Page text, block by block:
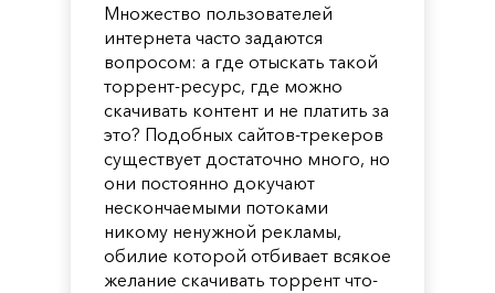
Множество пользователей
интернета часто задаются
вопросом: а где отыскать такой
торрент-ресурс, где можно
скачивать контент и не платить за
это? Подобных сайтов-трекеров
существует достаточно много, но
они постоянно докучают
нескончаемыми потоками
никому ненужной рекламы,
обилие которой отбивает всякое
желание скачивать торрент что-